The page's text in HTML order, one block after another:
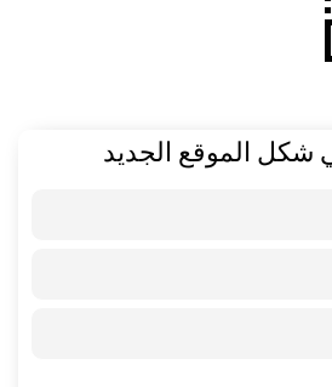
شكل الموقع الجديد